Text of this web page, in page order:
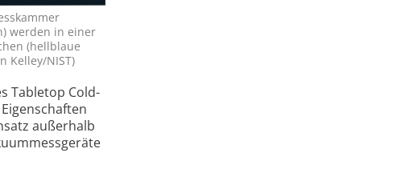
werden in einer
(hellblaue
Kelley/NIST)
Tabletop Cold-
außerhalb